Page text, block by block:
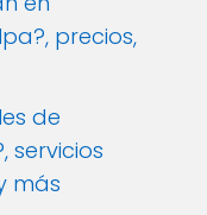
precios,
de
servicios
más